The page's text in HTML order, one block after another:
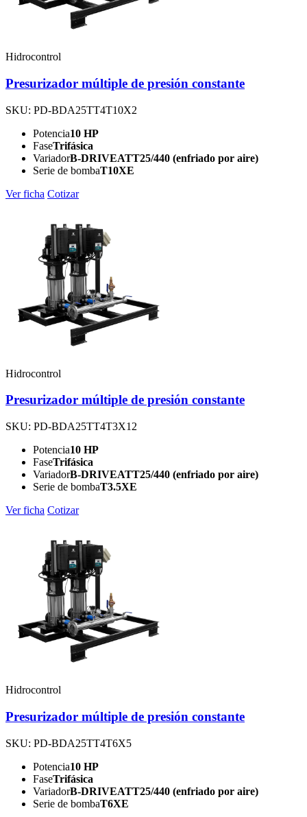
Hidrocontrol
Presurizador múltiple de presión constante
SKU: PD-BDA25TT4T10X2
Potencia10 HP
FaseTrifásica
VariadorB-DRIVEATT25/440 (enfriado por aire)
Serie de bombaT10XE
Ver ficha Cotizar
Hidrocontrol
Presurizador múltiple de presión constante
SKU: PD-BDA25TT4T3X12
Potencia10 HP
FaseTrifásica
VariadorB-DRIVEATT25/440 (enfriado por aire)
Serie de bombaT3.5XE
Ver ficha Cotizar
Hidrocontrol
Presurizador múltiple de presión constante
SKU: PD-BDA25TT4T6X5
Potencia10 HP
FaseTrifásica
VariadorB-DRIVEATT25/440 (enfriado por aire)
Serie de bombaT6XE